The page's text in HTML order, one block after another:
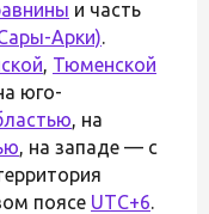
и часть
Арки).
, Тюменской
юго-
, на
, на западе — с
поясе UTC+6.